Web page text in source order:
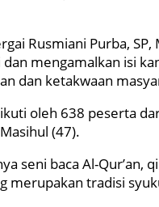
Rusmiani Purba,
mengamalkan isi
dan ketakwaan
oleh 638 peserta
(47).
seni baca Al-
merupakan tradisi